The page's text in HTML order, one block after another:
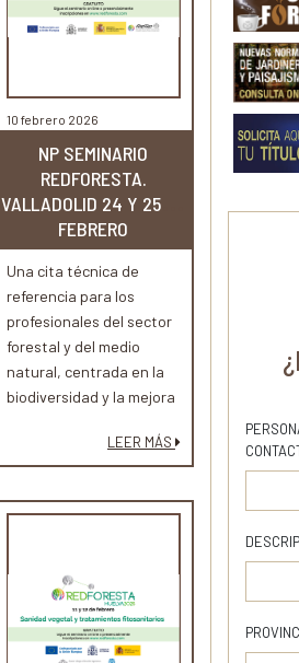
10 febrero 2026
NP SEMINARIO
REDFORESTA.
VALLADOLID 24 Y 25 DE
FEBRERO
Una cita técnica de
referencia para los
profesionales del sector
forestal y del medio
natural, centrada en la
biodiversidad y la mejora
pilares clave para la
sostenibilidad y salud de
nuestros ecosistemas.
LEER MÁS